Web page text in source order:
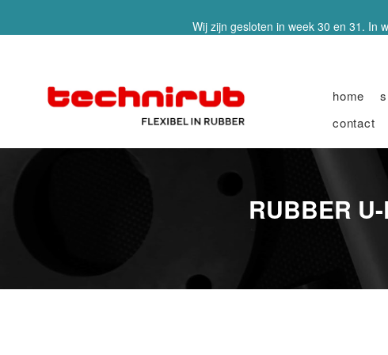
Wij zijn gesloten in week 30 en 31. In
home
contact
RUBBER